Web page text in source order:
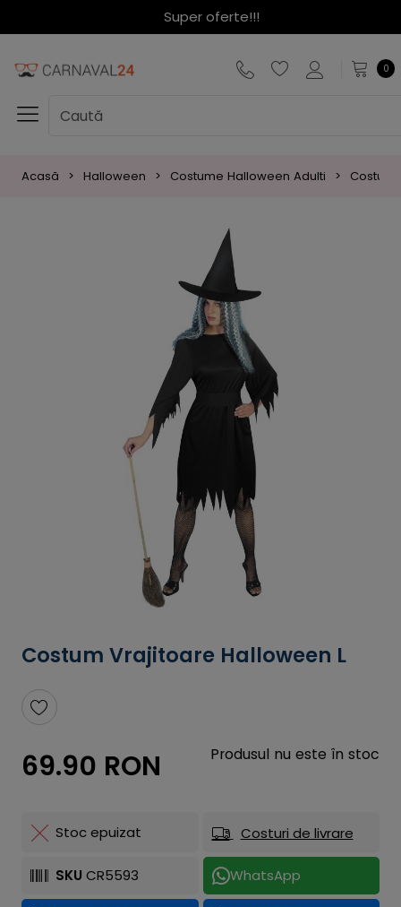
Super oferte!!!
0
Acasă Halloween Costume Halloween Adulti
Costum Vrajitoare Halloween L
69.90 RON Produsul nu este în stoc
Stoc epuizat Costuri de livrare
SKU CR5593 WhatsApp